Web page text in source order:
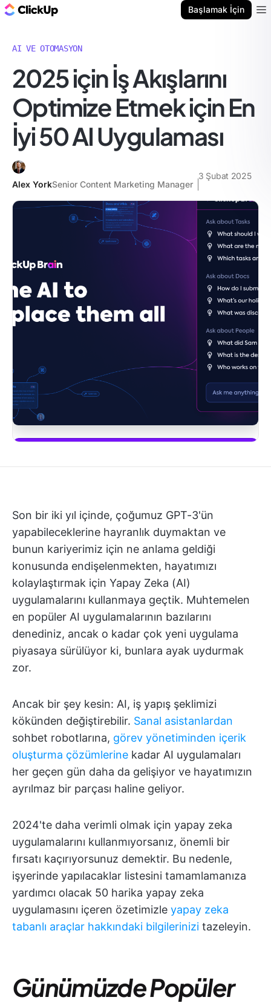
Başlamak İçin
AI VE OTOMASYON
2025 için İş Akışlarını
Optimize Etmek için En
İyi 50 AI Uygulaması
Alex YorkSenior Content Marketing Manager
3 Şubat 2025
Son bir iki yıl içinde, çoğumuz GPT-3'ün
yapabileceklerine hayranlık duymaktan ve
bunun kariyerimiz için ne anlama geldiği
konusunda endişelenmekten, hayatımızı
kolaylaştırmak için Yapay Zeka (AI)
uygulamalarını kullanmaya geçtik. Muhtemelen
en popüler AI uygulamalarının bazılarını
denediniz, ancak o kadar çok yeni uygulama
piyasaya sürülüyor ki, bunlara ayak uydurmak
zor.
Ancak bir şey kesin: AI, iş yapış şeklimizi
kökünden değiştirebilir. Sanal asistanlardan
sohbet robotlarına, görev yönetiminden içerik
oluşturma çözümlerine kadar AI uygulamaları
her geçen gün daha da gelişiyor ve hayatımızın
ayrılmaz bir parçası haline geliyor.
2024'te daha verimli olmak için yapay zeka
uygulamalarını kullanmıyorsanız, önemli bir
fırsatı kaçırıyorsunuz demektir. Bu nedenle,
işyerinde yapılacaklar listesini tamamlamanıza
yardımcı olacak 50 harika yapay zeka
uygulamasını içeren özetimizle yapay zeka
tabanlı araçlar hakkındaki bilgilerinizi tazeleyin.
Günümüzde Popüler